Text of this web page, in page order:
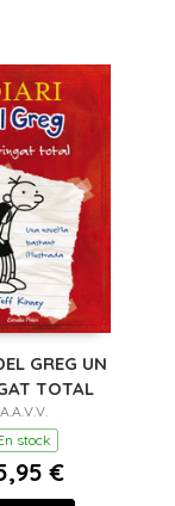
GREG UN
TOTAL
A.A.V.V.
stock
€